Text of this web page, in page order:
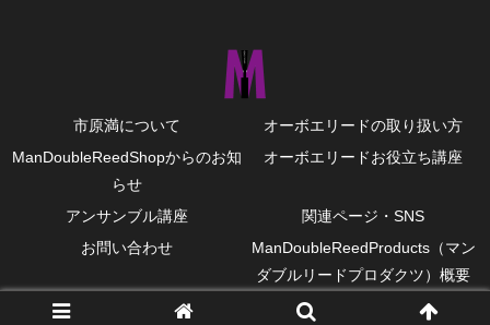
市原満について
オーボエリードの取り扱い方
ManDoubleReedShopからのお知
らせ
オーボエリードお役立ち講座
アンサンブル講座
関連ページ・SNS
お問い合わせ
ManDoubleReedProducts（マン
ダブルリードプロダクツ）概要
© 2009 ManDoubleReedProducts.